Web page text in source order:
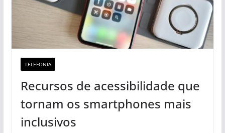
TELEFONIA
Recursos de acessibilidade que
tornam os smartphones mais
inclusivos